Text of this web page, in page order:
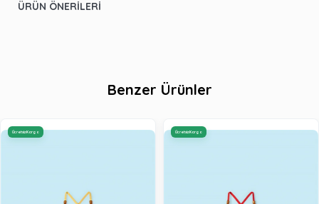
ÜRÜN ÖNERILERI
Benzer Ürünler
Ücretsiz Kargo Ücretsiz Kargo